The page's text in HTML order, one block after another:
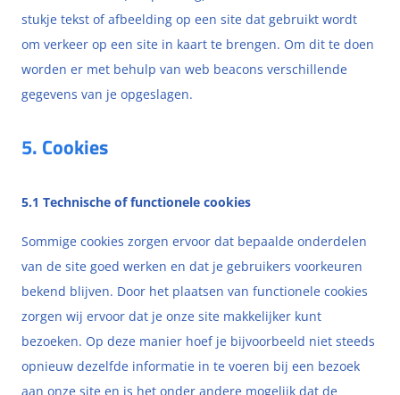
stukje tekst of afbeelding op een site dat gebruikt wordt
om verkeer op een site in kaart te brengen. Om dit te doen
worden er met behulp van web beacons verschillende
gegevens van je opgeslagen.
5. Cookies
5.1 Technische of functionele cookies
Sommige cookies zorgen ervoor dat bepaalde onderdelen
van de site goed werken en dat je gebruikers voorkeuren
bekend blijven. Door het plaatsen van functionele cookies
zorgen wij ervoor dat je onze site makkelijker kunt
bezoeken. Op deze manier hoef je bijvoorbeeld niet steeds
opnieuw dezelfde informatie in te voeren bij een bezoek
aan onze site en is het onder andere mogelijk dat de